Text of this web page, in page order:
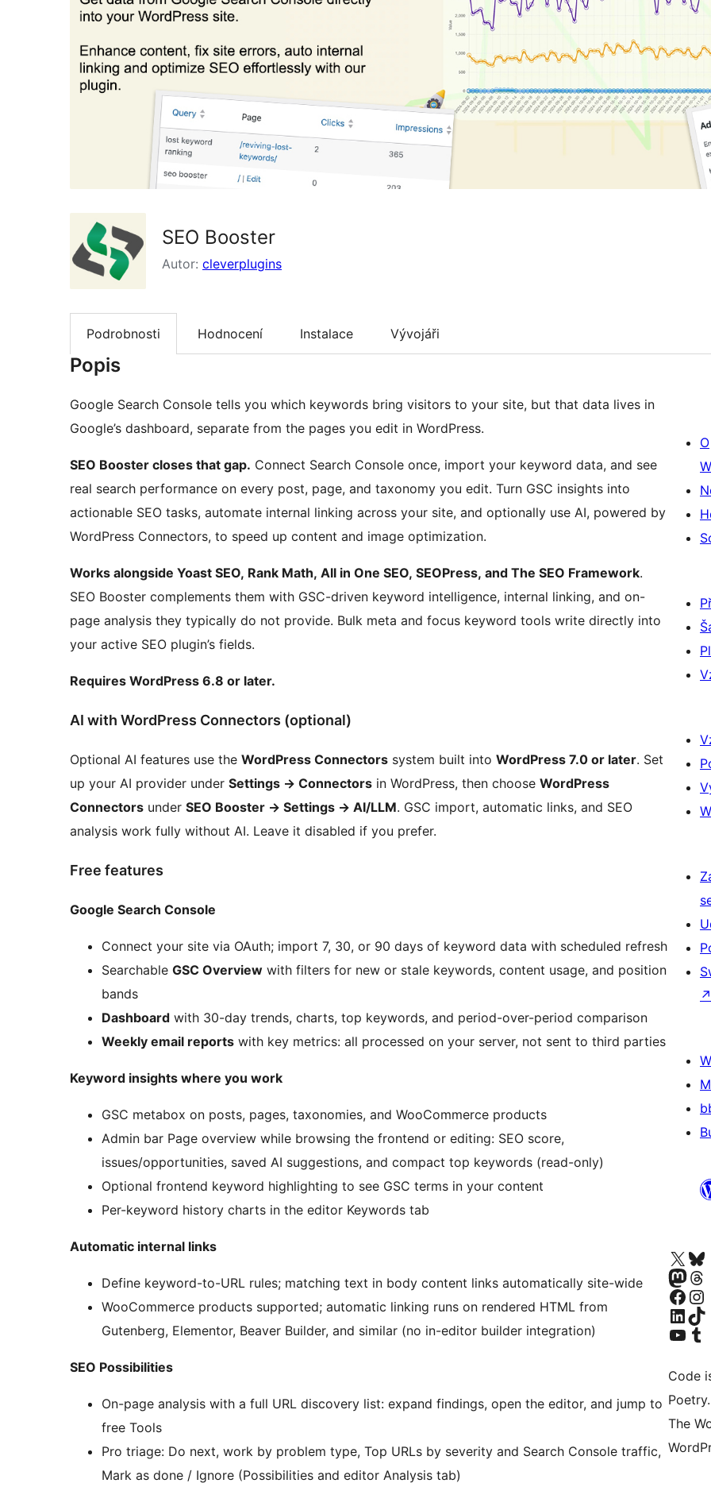
SEO Booster
Autor: cleverplugins
Podrobnosti Hodnocení Instalace Vývojáři
Popis
Google Search Console tells you which keywords bring visitors to your site, but that data lives in
Google’s dashboard, separate from the pages you edit in WordPress.
SEO Booster closes that gap. Connect Search Console once, import your keyword data, and see
real search performance on every post, page, and taxonomy you edit. Turn GSC insights into
actionable SEO tasks, automate internal linking across your site, and optionally use AI, powered by
WordPress Connectors, to speed up content and image optimization.
Works alongside Yoast SEO, Rank Math, All in One SEO, SEOPress, and The SEO Framework.
SEO Booster complements them with GSC-driven keyword intelligence, internal linking, and on-
page analysis they typically do not provide. Bulk meta and focus keyword tools write directly into
your active SEO plugin’s fields.
Requires WordPress 6.8 or later.
AI with WordPress Connectors (optional)
Optional AI features use the WordPress Connectors system built into WordPress 7.0 or later. Set
up your AI provider under Settings → Connectors in WordPress, then choose WordPress
Connectors under SEO Booster → Settings → AI/LLM. GSC import, automatic links, and SEO
analysis work fully without AI. Leave it disabled if you prefer.
Free features
Google Search Console
Connect your site via OAuth; import 7, 30, or 90 days of keyword data with scheduled refresh
Searchable GSC Overview with filters for new or stale keywords, content usage, and position
bands
Dashboard with 30-day trends, charts, top keywords, and period-over-period comparison
Weekly email reports with key metrics: all processed on your server, not sent to third parties
Keyword insights where you work
GSC metabox on posts, pages, taxonomies, and WooCommerce products
Admin bar Page overview while browsing the frontend or editing: SEO score,
issues/opportunities, saved AI suggestions, and compact top keywords (read-only)
Optional frontend keyword highlighting to see GSC terms in your content
Per-keyword history charts in the editor Keywords tab
Automatic internal links
Define keyword-to-URL rules; matching text in body content links automatically site-wide
WooCommerce products supported; automatic linking runs on rendered HTML from
Gutenberg, Elementor, Beaver Builder, and similar (no in-editor builder integration)
SEO Possibilities
On-page analysis with a full URL discovery list: expand findings, open the editor, and jump to
free Tools
Pro triage: Do next, work by problem type, Top URLs by severity and Search Console traffic,
Mark as done / Ignore (Possibilities and editor Analysis tab)
O
↗
Navštivte náš účet
Navštivte
Navštivte náš
Navštivte náš
Navštivte naši
Navštivte náš
Navštivte náš LinkedIn účet
Navštivte náš
Navštivte náš YouTube
Navštivte
Code
Poetry.
The